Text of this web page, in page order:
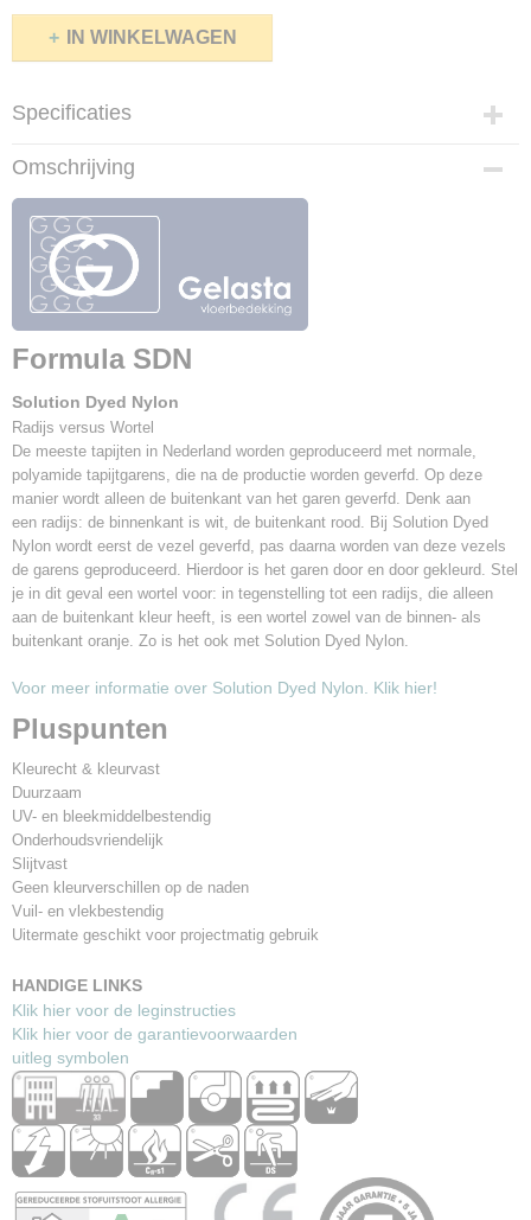
IN WINKELWAGEN
Specificaties
Productcode
formula SDN-8966
55,00 Kg
Afmetingen (l,b,h)
0 x 400 x 0,62 cm
Poolmateriaal
Rugmateriaal
Breedte
400cm
Totale hoogte
6,2mm
totaal gewicht
4.400 gr/m2
warmtedoorlaatweerstand
0,065 m2 K/W
Lichtechtheid
> 7
Omschrijving
Formula SDN
Solution Dyed Nylon
Radijs versus Wortel
De meeste tapijten in Nederland worden geproduceerd met normale,
polyamide tapijtgarens, die na de productie worden geverfd. Op deze
manier wordt alleen de buitenkant van het garen geverfd. Denk aan
een radijs: de binnenkant is wit, de buitenkant rood. Bij Solution Dyed
Nylon wordt eerst de vezel geverfd, pas daarna worden van deze vezels
de garens geproduceerd. Hierdoor is het garen door en door gekleurd. Stel
je in dit geval een wortel voor: in tegenstelling tot een radijs, die alleen
aan de buitenkant kleur heeft, is een wortel zowel van de binnen- als
buitenkant oranje. Zo is het ook met Solution Dyed Nylon.
Voor meer informatie over Solution Dyed Nylon. Klik hier!
Pluspunten
Kleurecht & kleurvast
Duurzaam
UV- en bleekmiddelbestendig
Onderhoudsvriendelijk
Slijtvast
Geen kleurverschillen op de naden
Vuil- en vlekbestendig
Uitermate geschikt voor projectmatig gebruik
HANDIGE LINKS
Klik hier voor de leginstructies
Klik hier voor de garantievoorwaarden
uitleg symbolen